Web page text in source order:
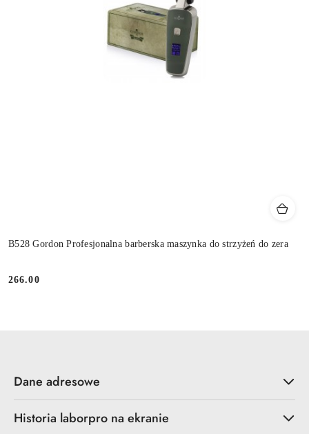
B528 Gordon Profesjonalna barberska maszynka do strzyżeń do zera
Cena:
266.00
Dane adresowe
Historia laborpro na ekranie